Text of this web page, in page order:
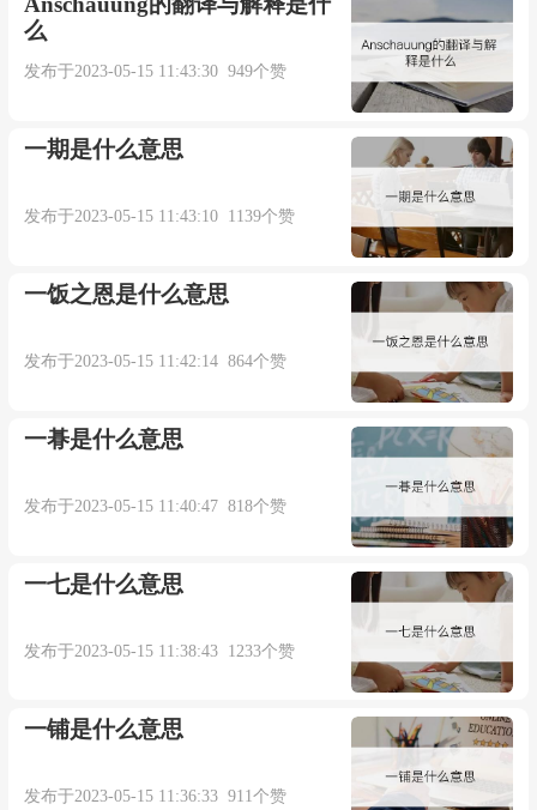
么
发布于2023-05-15 11:43:30 949个赞
一期是什么意思
发布于2023-05-15 11:43:10 1139个赞
一饭之恩是什么意思
发布于2023-05-15 11:42:14 864个赞
一朞是什么意思
发布于2023-05-15 11:40:47 818个赞
一七是什么意思
发布于2023-05-15 11:38:43 1233个赞
一铺是什么意思
发布于2023-05-15 11:36:33 911个赞